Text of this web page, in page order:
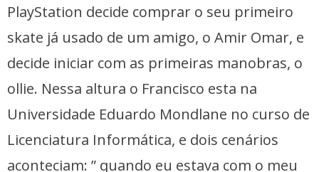
PlayStation decide comprar o seu primeiro
skate já usado de um amigo, o Amir Omar, e
decide iniciar com as primeiras manobras, o
ollie. Nessa altura o Francisco esta na
Universidade Eduardo Mondlane no curso de
Licenciatura Informática, e dois cenários
aconteciam: ” quando eu estava com o meu